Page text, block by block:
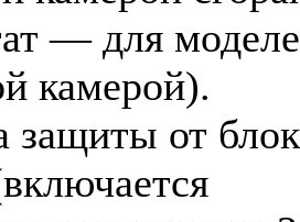
— для
камерой).
защиты от